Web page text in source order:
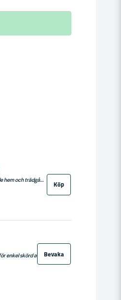
Gardena MultiCut 12215-20 är en mångsidig universalsax för både hem och trädgård. Med slitstarka och vassa blad i rostfritt stål ger den exakta och rena snitt i allt från kartong och papper till rep och förpackningar. De ergonomiska ErgoTec-handtagen med mjuka greppytor ger hög komfort och säker hantering – oavsett om du är vänster- eller högerhänt. Saxen är livsmedelssäker och tål maskindisk, vilket gör den hygienisk och lätt att rengöra. Tillverkad med över 70 % återvunnen plast och 25 års garanti, är MultiCut ett hållbart och pålitligt verktyg för alla dina klippbehov. Köp
Gardena HerbCut 12214-20 är den smarta och precisa örtsaxen för enkel skörd av färska örter som rosmarin, timjan och salvia. De vassa bladen i rostfritt stål ger rena snitt, medan de tre integrerade avbladsningshålen gör det enkelt att dra bort blad från stjälken i en rörelse. Ergonomiska ErgoTec-handtag med mjuka greppytor ger komfortabel användning – oavsett om du är vänster- eller högerhänt. Saxen är livsmedelssäker, lukt- och smakneutral samt tillverkad av mer än 70 % återvunnen plast. HerbCut är diskmaskinssäker och levereras med hela 25 års garanti.Bevaka